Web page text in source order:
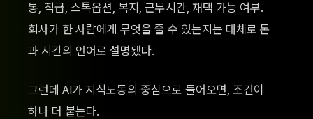
봉, 직급, 스톡옵션, 복지, 근무시간, 재택 가능 여부.
회사가 한 사람에게 무엇을 줄 수 있는지는 대체로 돈
과 시간의 언어로 설명됐다.
그런데 AI가 지식노동의 중심으로 들어오면, 조건이
하나 더 붙는다.